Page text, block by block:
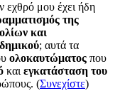
εχθρό μου έχει ήδη
της
και
; αυτά τα
ολοκαυτώματος που
και εγκατάσταση του
(Συνεχίστε)